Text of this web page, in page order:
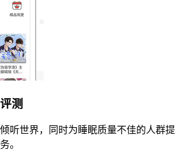
测
听世界，同时为睡眠质量不佳的人群提
。